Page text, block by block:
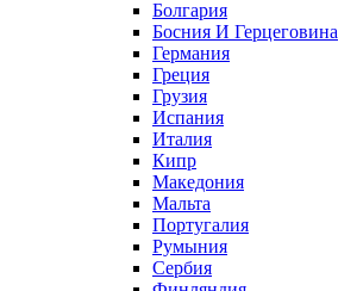
Болгария
Босния И Герцеговина
Германия
Греция
Грузия
Испания
Италия
Кипр
Македония
Мальта
Португалия
Румыния
Сербия